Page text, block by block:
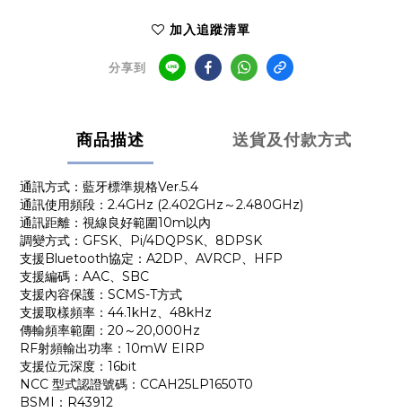
加入追蹤清單
分享到
商品描述 送貨及付款方式
通訊方式：藍牙標準規格Ver.5.4
通訊使用頻段：2.4GHz (2.402GHz～2.480GHz)
通訊距離：視線良好範圍10m以內
調變方式：GFSK、Pi/4DQPSK、8DPSK
支援Bluetooth協定：A2DP、AVRCP、HFP
支援編碼：AAC、SBC
支援內容保護：SCMS-T方式
支援取樣頻率：44.1kHz、48kHz
傳輸頻率範圍：20～20,000Hz
RF射頻輸出功率：10mW EIRP
支援位元深度：16bit
NCC 型式認證號碼：CCAH25LP1650T0
BSMI：R43912